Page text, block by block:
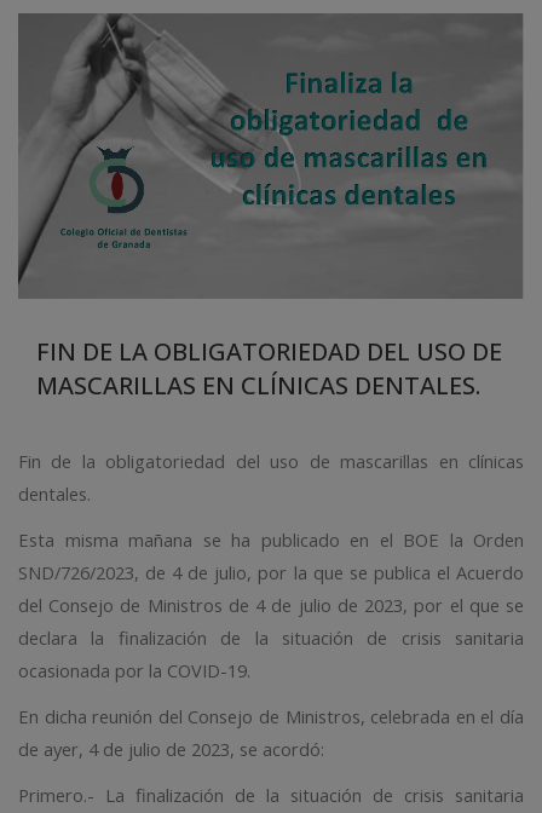
FIN DE LA OBLIGATORIEDAD DEL USO DE
MASCARILLAS EN CLÍNICAS DENTALES.
Fin de la obligatoriedad del uso de mascarillas en clínicas
dentales.
Esta misma mañana se ha publicado en el BOE la Orden
SND/726/2023, de 4 de julio, por la que se publica el Acuerdo
del Consejo de Ministros de 4 de julio de 2023, por el que se
declara la finalización de la situación de crisis sanitaria
ocasionada por la COVID-19.
En dicha reunión del Consejo de Ministros, celebrada en el día
de ayer, 4 de julio de 2023, se acordó:
Primero.- La finalización de la situación de crisis sanitaria